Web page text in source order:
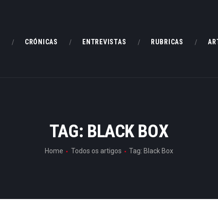
CRÓNICAS ENTREVISTAS RUBRICAS
TAG: BLACK BOX
Home Todos os artigos Tag: Black Box
CRÓNICAS
ARTIGOS